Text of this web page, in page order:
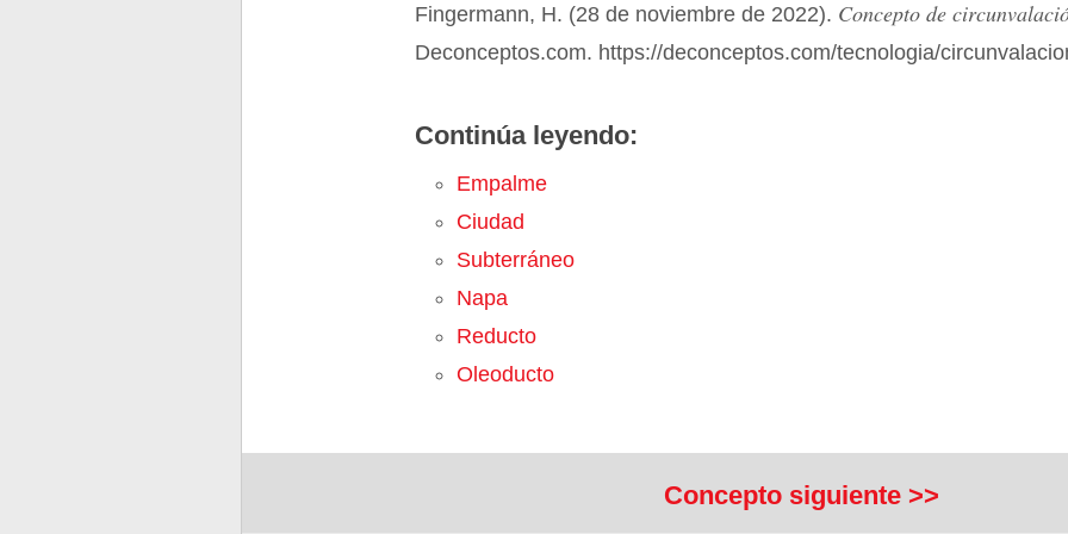
Fingermann, H. (28 de noviembre de 2022). Concepto de
Deconceptos.com. https://deconceptos.com/tecnologia/
Continúa leyendo:
Empalme
Ciudad
Subterráneo
Napa
Reducto
Oleoducto
Concepto siguiente >>